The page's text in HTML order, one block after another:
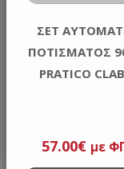
ΣΕΤ
ΠΟΤΙΣΜΑΤΟΣ
PRATICO
57.00€ με